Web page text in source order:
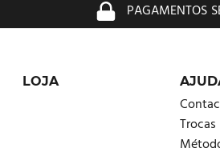
PAGAMENTOS
LOJA